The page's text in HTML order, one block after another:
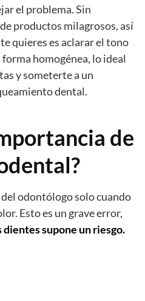
el problema. Sin
productos milagrosos, así
quieres es aclarar el tono
homogénea, lo ideal
y someterte a un
dental.
de
odontólogo solo cuando
Esto es un grave error,
dientes supone un riesgo.